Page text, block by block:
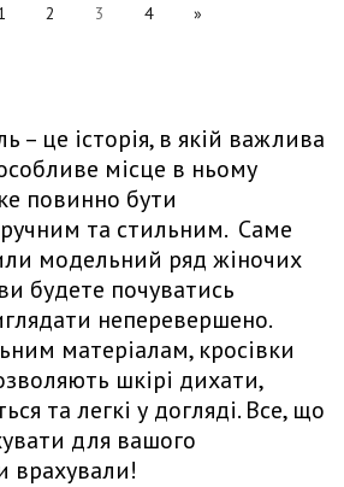
2 3 4 »
– це історія, в якій важлива
місце в ньому
повинно бути
та стильним. Саме
модельний ряд жіночих
будете почуватись
неперевершено.
матеріалам, кросівки
шкірі дихати,
та легкі у догляді. Все, що
для вашого
врахували!